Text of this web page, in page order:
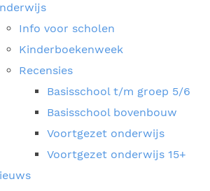
Info voor scholen
Kinderboekenweek
Recensies
Basisschool t/m groep 5/6
Basisschool bovenbouw
Voortgezet onderwijs
Voortgezet onderwijs 15+